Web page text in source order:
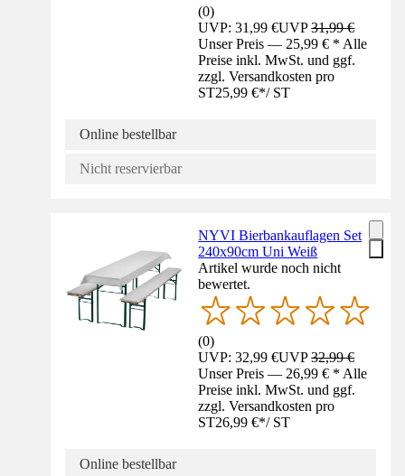
(0)
UVP: 31,99 €UVP31,99 €
Unser Preis — 25,99 € * Alle
Preise inkl. MwSt. und ggf.
zzgl. Versandkosten pro
ST25,99 €*/ ST
Online bestellbar
Nicht reservierbar
NYVI Bierbankauflagen Set
240x90cm Uni Weiß
Artikel wurde noch nicht
bewertet.
(0)
UVP: 32,99 €UVP32,99 €
Unser Preis — 26,99 € * Alle
Preise inkl. MwSt. und ggf.
zzgl. Versandkosten pro
ST26,99 €*/ ST
Online bestellbar